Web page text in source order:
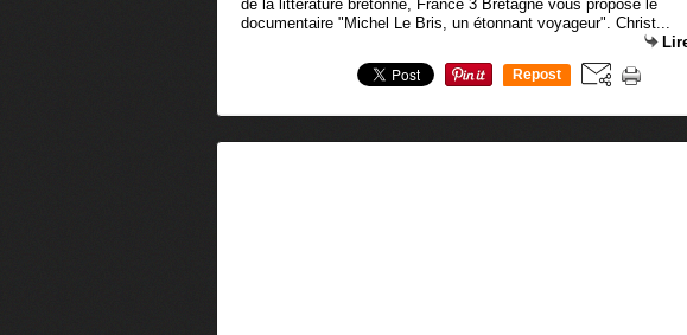
de la littérature bretonne, France 3 Bretagne vous propose le
documentaire "Michel Le Bris, un étonnant voyageur". Christ...
Repost